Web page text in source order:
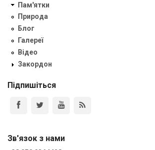
Пам'ятки
Природа
Блог
Галереї
Відео
Закордон
Підпишіться
Зв'язок з нами